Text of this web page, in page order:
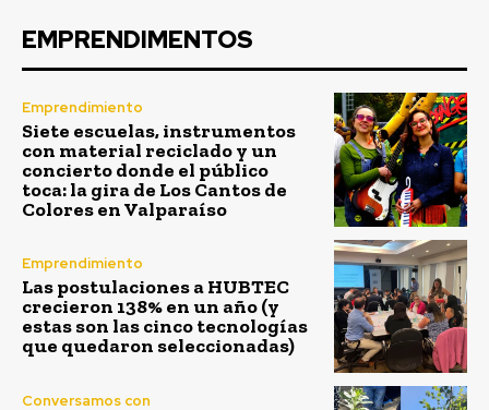
EMPRENDIMENTOS
Emprendimiento
Siete escuelas, instrumentos
con material reciclado y un
concierto donde el público
toca: la gira de Los Cantos de
Colores en Valparaíso
Emprendimiento
Las postulaciones a HUBTEC
crecieron 138% en un año (y
estas son las cinco tecnologías
que quedaron seleccionadas)
Conversamos con